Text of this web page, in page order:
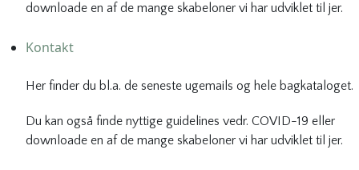
downloade en af de mange skabeloner vi har udviklet til jer.
Kontakt
Her finder du bl.a. de seneste ugemails og hele bagkataloget.
Du kan også finde nyttige guidelines vedr. COVID-19 eller
downloade en af de mange skabeloner vi har udviklet til jer.